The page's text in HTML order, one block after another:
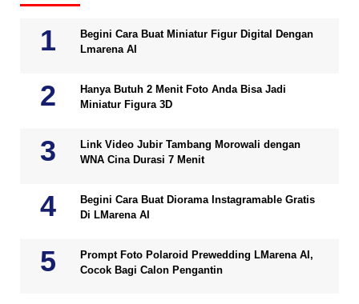
Begini Cara Buat Miniatur Figur Digital Dengan
Lmarena AI
Hanya Butuh 2 Menit Foto Anda Bisa Jadi
Miniatur Figura 3D
Link Video Jubir Tambang Morowali dengan
WNA Cina Durasi 7 Menit
Begini Cara Buat Diorama Instagramable Gratis
Di LMarena AI
Prompt Foto Polaroid Prewedding LMarena AI,
Cocok Bagi Calon Pengantin